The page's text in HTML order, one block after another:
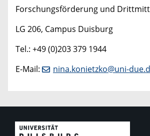
Forschungsförderung und
LG 206, Campus Duisburg
Tel.: +49 (0)203 379 1944
E-Mail:
nina.konietzko@uni-